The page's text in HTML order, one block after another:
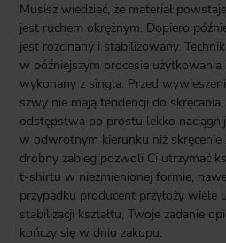
Musisz wiedzieć, że materiał
jest ruchem okrężnym. Dopiero
jest rozcinany i stabilizowany.
w późniejszym procesie
wykonany z singla. Przed
szwy nie mają tendencji do
odstępstwa po prostu lekko
w odwrotnym kierunku niż skręcenie
drobny zabieg pozwoli Ci utrzymać
t-shirtu w niezmienionej formie,
przypadku producent przyłoży wiele
stabilizacji kształtu, Twoje zadanie
kończy się w dniu zakupu.